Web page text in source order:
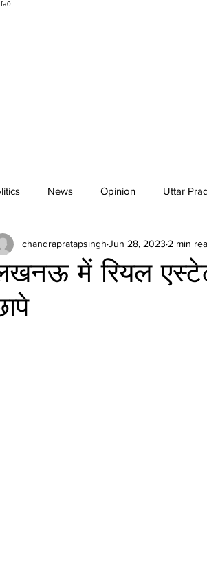
News Opinion Uttar
में रियल एस्टेट
chandrapratapsingh Jun 28, 2023 2 min